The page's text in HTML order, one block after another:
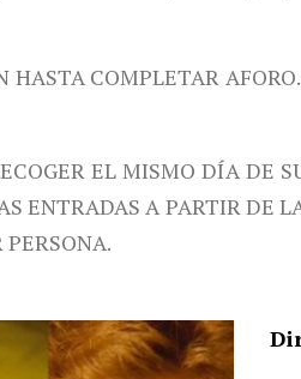
COMPLETAR AFORO.
EL MISMO DÍA DE
ENTRADAS A PARTIR DE